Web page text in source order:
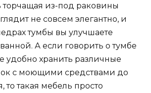
торчащая из-под раковины
не совсем элегантно, и
тумбы вы улучшаете
А если говорить о тумбе
удобно хранить различные
с моющими средствами до
то такая мебель просто